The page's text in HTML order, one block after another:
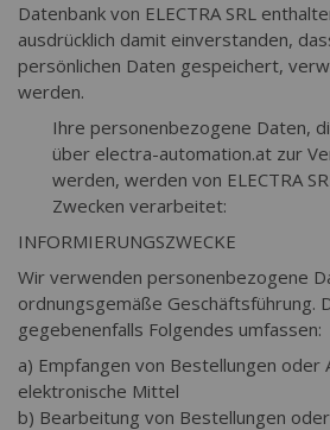
Datenbank von ELECTRA SRL
ausdrücklich damit einverstanden,
persönlichen Daten gespeichert,
werden.
Ihre personenbezogene Daten,
über electra-automation.at zur
werden, werden von ELECTRA
Zwecken verarbeitet:
INFORMIERUNGSZWECKE
Wir verwenden personenbezogene
ordnungsgemäße Geschäftsführung.
gegebenenfalls Folgendes umfassen:
a) Empfangen von Bestellungen oder
elektronische Mittel
b) Bearbeitung von Bestellungen